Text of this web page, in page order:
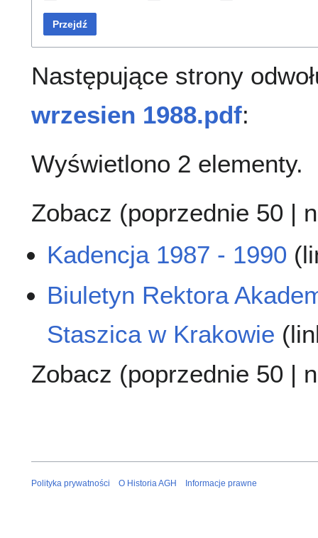
Przejdź
Następujące strony
wrzesien 1988.pdf:
Wyświetlono 2 elementy.
Zobacz (poprzednie 50 |
Kadencja 1987 - 1990
Biuletyn Rektora
Staszica w Krakowie
Zobacz (poprzednie 50 |
Polityka prywatności O Historia AGH Informacje prawne